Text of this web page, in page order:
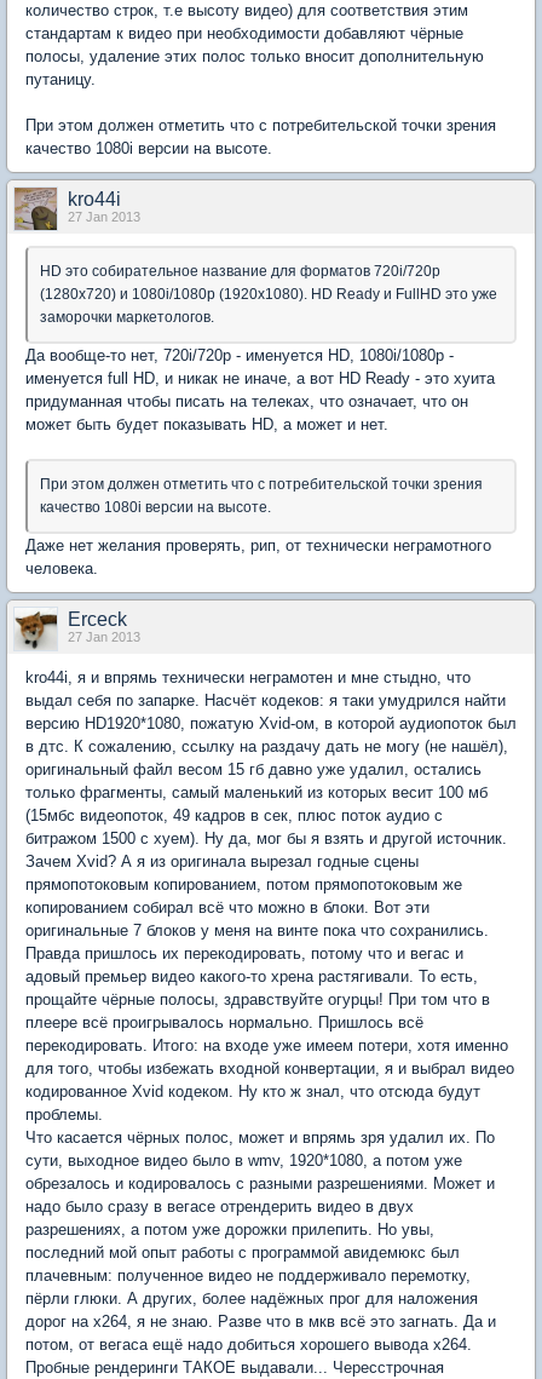
количество строк, т.е высоту видео) для соответствия этим
стандартам к видео при необходимости добавляют чёрные
полосы, удаление этих полос только вносит дополнительную
путаницу.
При этом должен отметить что с потребительской точки зрения
качество 1080i версии на высоте.
kro44i
27 Jan 2013
HD это собирательное название для форматов 720i/720p
(1280x720) и 1080i/1080p (1920x1080). HD Ready и FullHD это уже
заморочки маркетологов.
Да вообще-то нет, 720i/720p - именуется HD, 1080i/1080p -
именуется full HD, и никак не иначе, а вот HD Ready - это хуита
придуманная чтобы писать на телеках, что означает, что он
может быть будет показывать HD, а может и нет.
При этом должен отметить что с потребительской точки зрения
качество 1080i версии на высоте.
Даже нет желания проверять, рип, от технически неграмотного
человека.
Erceck
27 Jan 2013
kro44i, я и впрямь технически неграмотен и мне стыдно, что
выдал себя по запарке. Насчёт кодеков: я таки умудрился найти
версию HD1920*1080, пожатую Xvid-ом, в которой аудиопоток был
в дтс. К сожалению, ссылку на раздачу дать не могу (не нашёл),
оригинальный файл весом 15 гб давно уже удалил, остались
только фрагменты, самый маленький из которых весит 100 мб
(15мбс видеопоток, 49 кадров в сек, плюс поток аудио с
битражом 1500 с хуем). Ну да, мог бы я взять и другой источник.
Зачем Xvid? А я из оригинала вырезал годные сцены
прямопотоковым копированием, потом прямопотоковым же
копированием собирал всё что можно в блоки. Вот эти
оригинальные 7 блоков у меня на винте пока что сохранились.
Правда пришлось их перекодировать, потому что и вегас и
адовый премьер видео какого-то хрена растягивали. То есть,
прощайте чёрные полосы, здравствуйте огурцы! При том что в
плеере всё проигрывалось нормально. Пришлось всё
перекодировать. Итого: на входе уже имеем потери, хотя именно
для того, чтобы избежать входной конвертации, я и выбрал видео
кодированное Xvid кодеком. Ну кто ж знал, что отсюда будут
проблемы.
Что касается чёрных полос, может и впрямь зря удалил их. По
сути, выходное видео было в wmv, 1920*1080, а потом уже
обрезалось и кодировалось с разными разрешениями. Может и
надо было сразу в вегасе отрендерить видео в двух
разрешениях, а потом уже дорожки прилепить. Но увы,
последний мой опыт работы с программой авидемюкс был
плачевным: полученное видео не поддерживало перемотку,
пёрли глюки. А других, более надёжных прог для наложения
дорог на х264, я не знаю. Разве что в мкв всё это загнать. Да и
потом, от вегаса ещё надо добиться хорошего вывода х264.
Пробные рендеринги ТАКОЕ выдавали... Чересстрочная